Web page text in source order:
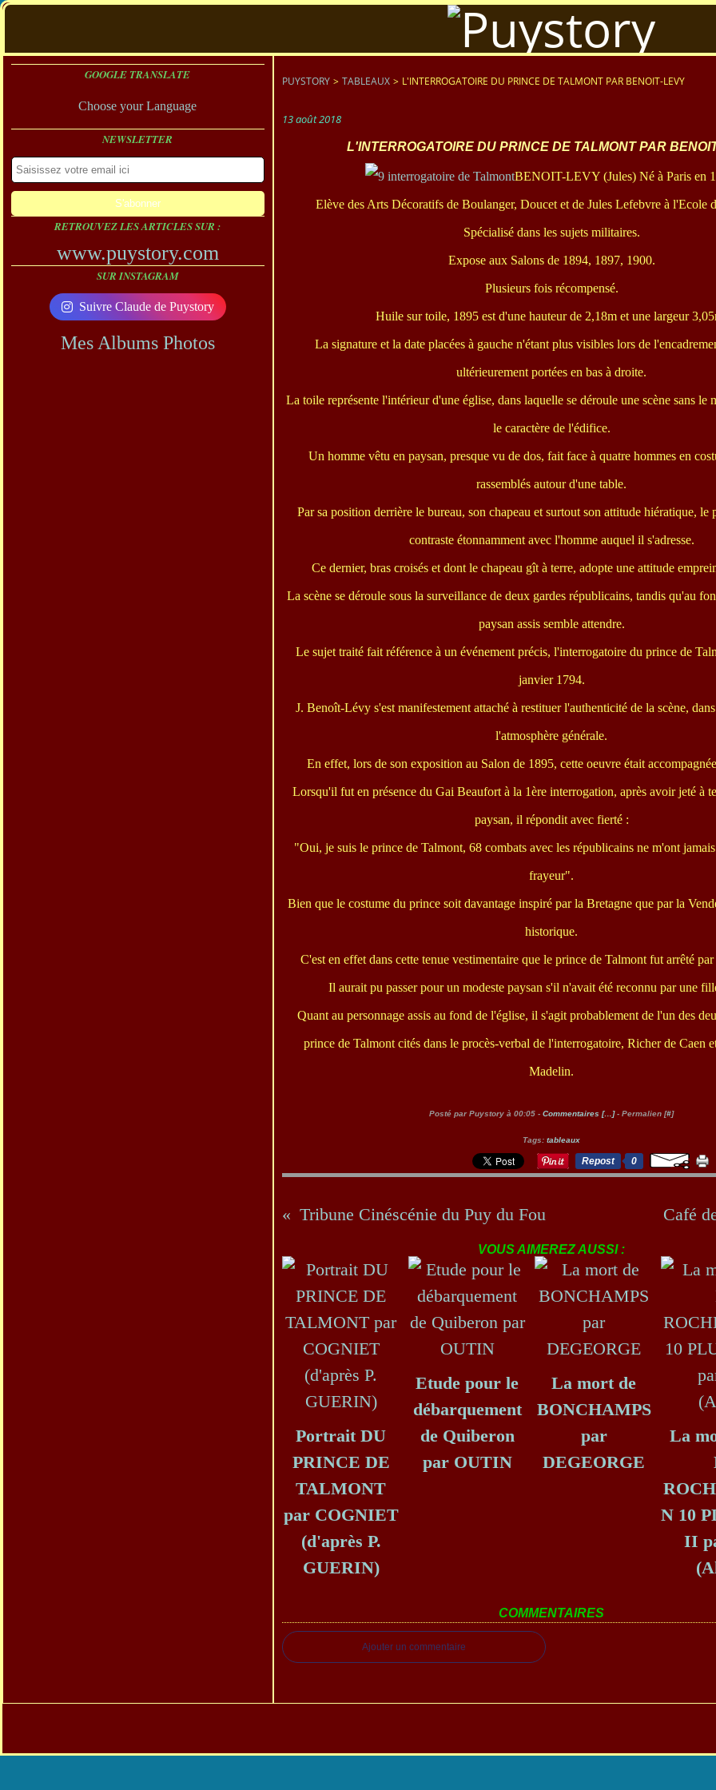
GOOGLE TRANSLATE
Choose your Language
NEWSLETTER
RETROUVEZ LES ARTICLES SUR :
www.puystory.com
SUR INSTAGRAM
Suivre Claude de Puystory
Mes Albums Photos
PUYSTORY > TABLEAUX > L'INTERROGATOIRE DU PRINCE DE TALMONT PAR BENOIT-LEVY
13 août 2018
L'INTERROGATOIRE DU PRINCE DE TALMONT PAR
BENOIT-LEVY (Jules) Né à Paris en
Elève des Arts Décoratifs de Boulanger, Doucet et de Jules Lefebvre à l'Ecole
Spécialisé dans les sujets militaires.
Expose aux Salons de 1894, 1897, 1900.
Plusieurs fois récompensé.
Huile sur toile, 1895 est d'une hauteur de 2,18m et une largeur
La signature et la date placées à gauche n'étant plus visibles lors de
ultérieurement portées en bas à droite.
La toile représente l'intérieur d'une église, dans laquelle se déroule une scène sans le
le caractère de l'édifice.
Un homme vêtu en paysan, presque vu de dos, fait face à quatre hommes en
rassemblés autour d'une table.
Par sa position derrière le bureau, son chapeau et surtout son attitude hiératique, le
contraste étonnamment avec l'homme auquel il s'adresse.
Ce dernier, bras croisés et dont le chapeau gît à terre, adopte une attitude
La scène se déroule sous la surveillance de deux gardes républicains, tandis qu'au
paysan assis semble attendre.
Le sujet traité fait référence à un événement précis, l'interrogatoire du prince de
janvier 1794.
J. Benoît-Lévy s'est manifestement attaché à restituer l'authenticité de la scène,
l'atmosphère générale.
En effet, lors de son exposition au Salon de 1895, cette oeuvre était
Lorsqu'il fut en présence du Gai Beaufort à la 1ère interrogation, après avoir jeté à
paysan, il répondit avec fierté :
"Oui, je suis le prince de Talmont, 68 combats avec les républicains ne m'ont
frayeur".
Bien que le costume du prince soit davantage inspiré par la Bretagne que par la
historique.
C'est en effet dans cette tenue vestimentaire que le prince de Talmont fut arrêté
Il aurait pu passer pour un modeste paysan s'il n'avait été reconnu par une
Quant au personnage assis au fond de l'église, il s'agit probablement de l'un des
prince de Talmont cités dans le procès-verbal de l'interrogatoire, Richer de Caen
Madelin.
Posté par Puystory à 00:05 - Commentaires [… ]- Permalien [#]
Tags: tableaux
Repost 0
Tribune Cinéscénie du Puy du Fou Café
VOUS AIMEREZ AUSSI :
Portrait DU
PRINCE DE
TALMONT
par COGNIET
(d'après P.
GUERIN)
Etude pour le
débarquement
de Quiberon
par OUTIN
La mort de
BONCHAMPS
par
DEGEORGE
La
N 10
II
COMMENTAIRES
Ajouter un commentaire